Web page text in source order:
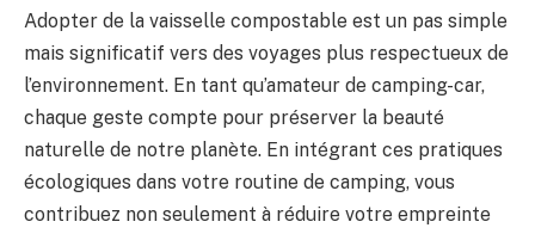
Adopter de la vaisselle compostable est un pas simple
mais significatif vers des voyages plus respectueux de
l’environnement. En tant qu’amateur de camping-car,
chaque geste compte pour préserver la beauté
naturelle de notre planète. En intégrant ces pratiques
écologiques dans votre routine de camping, vous
contribuez non seulement à réduire votre empreinte